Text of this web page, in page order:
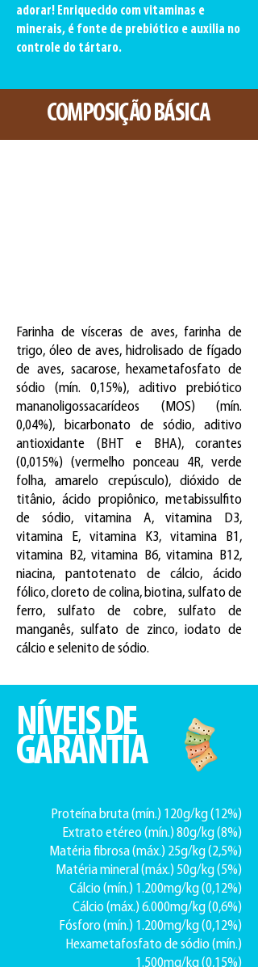
adorar! Enriquecido com vitaminas e
minerais, é fonte de prebiótico e auxilia no
controle do tártaro.
COMPOSIÇÃO BÁSICA
Farinha de vísceras de aves, farinha de
trigo, óleo de aves, hidrolisado de fígado
de aves, sacarose, hexametafosfato de
sódio (mín. 0,15%), aditivo prebiótico
mananoligossacarídeos (MOS) (mín.
0,04%), bicarbonato de sódio, aditivo
antioxidante (BHT e BHA), corantes
(0,015%) (vermelho ponceau 4R, verde
folha, amarelo crepúsculo), dióxido de
titânio, ácido propiônico, metabissulfito
de sódio, vitamina A, vitamina D3,
vitamina E, vitamina K3, vitamina B1,
vitamina B2, vitamina B6, vitamina B12,
niacina, pantotenato de cálcio, ácido
fólico, cloreto de colina, biotina, sulfato de
ferro, sulfato de cobre, sulfato de
manganês, sulfato de zinco, iodato de
cálcio e selenito de sódio.
NÍVEIS DE
GARANTIA
Proteína bruta (mín.) 120g/kg (12%)
Extrato etéreo (mín.) 80g/kg (8%)
Matéria fibrosa (máx.) 25g/kg (2,5%)
Matéria mineral (máx.) 50g/kg (5%)
Cálcio (mín.) 1.200mg/kg (0,12%)
Cálcio (máx.) 6.000mg/kg (0,6%)
Fósforo (mín.) 1.200mg/kg (0,12%)
Hexametafosfato de sódio (mín.)
1.500mg/kg (0,15%)